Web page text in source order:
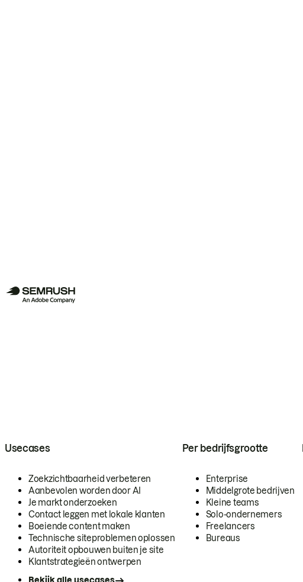
Usecases
Zoekzichtbaarheid verbeteren
Aanbevolen worden door AI
Je markt onderzoeken
Contact leggen met lokale klanten
Boeiende content maken
Technische siteproblemen oplossen
Autoriteit opbouwen buiten je site
Klantstrategieën ontwerpen
Per bedrijfsgrootte
Enterprise
Middelgrote bedrijven
Kleine teams
Solo-ondernemers
Freelancers
Bureaus